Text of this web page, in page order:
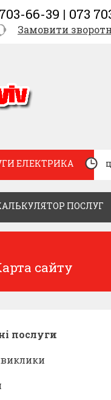
66-39 | 073
Замовити
ЕЛЕКТРИКА
ПОСЛУГ
сайту
послуги